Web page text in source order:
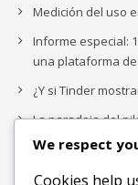
Medición del uso
Informe especial:
una plataforma
¿Y si Tinder
La paradoja del
complejidad de la
Los
We respect
Cookies help